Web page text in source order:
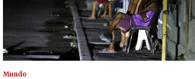
Mundo